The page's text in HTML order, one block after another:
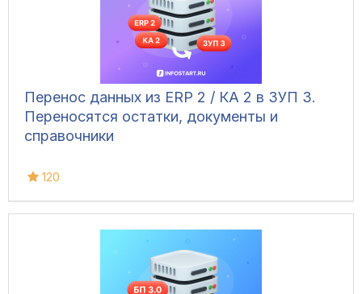
Перенос данных из ERP 2 / КА 2 в ЗУП 3.
Переносятся остатки, документы и
справочники
120